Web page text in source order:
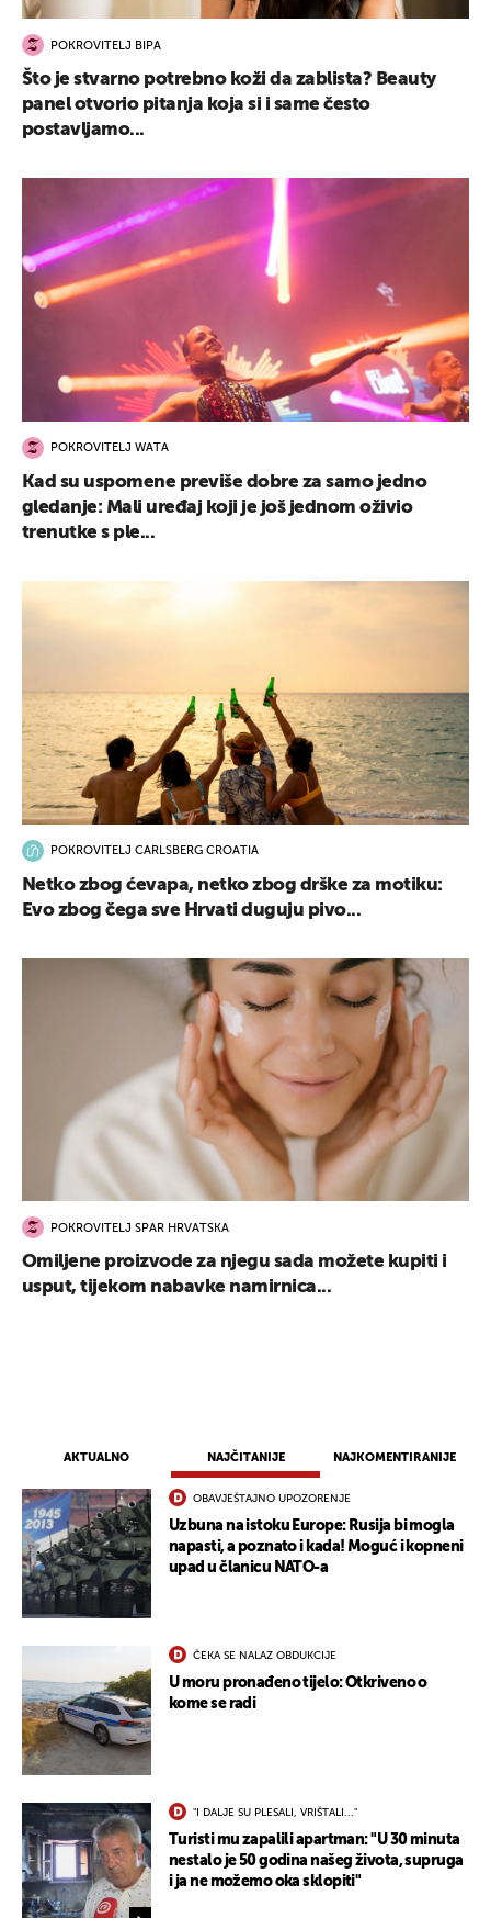
AKTUALNO NAJČITANIJE NAJKOMENTIRANIJE
OBAVJEŠTAJNO UPOZORENJE
Uzbuna na istoku Europe: Rusija bi mogla
napasti, a poznato i kada! Moguć i kopneni
upad u članicu NATO-a
ČEKA SE NALAZ OBDUKCIJE
U moru pronađeno tijelo: Otkriveno o
kome se radi
"I DALJE SU PLESALI, VRIŠTALI..."
Turisti mu zapalili apartman: "U 30 minuta
nestalo je 50 godina našeg života, supruga
i ja ne možemo oka sklopiti"
POKROVITELJ BIPA
Što je stvarno potrebno koži da zablista? Beauty
panel otvorio pitanja koja si i same često
postavljamo...
POKROVITELJ WATA
Kad su uspomene previše dobre za samo jedno
gledanje: Mali uređaj koji je još jednom oživio
trenutke s ple...
POKROVITELJ CARLSBERG CROATIA
Netko zbog ćevapa, netko zbog drške za motiku:
Evo zbog čega sve Hrvati duguju pivo...
POKROVITELJ SPAR HRVATSKA
Omiljene proizvode za njegu sada možete kupiti i
usput, tijekom nabavke namirnica...